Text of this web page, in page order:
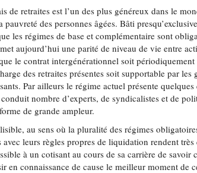
de retraites est l’un des plus généreux dans le
pauvreté des personnes âgées. Bâti
les régimes de base et complémentaire sont
aujourd’hui une parité de niveau de vie entre
le contrat intergénérationnel soit
des retraites présentes soit supportable par les
Par ailleurs le régime actuel présente quelques
nombre d’experts, de syndicalistes et de
de grande ampleur.
au sens où la pluralité des régimes
avec leurs règles propres de liquidation rendent
à un cotisant au cours de sa carrière de savoir
en connaissance de cause le meilleur moment de